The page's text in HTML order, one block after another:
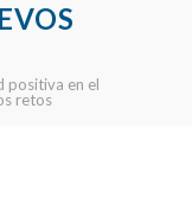
positiva en el
retos